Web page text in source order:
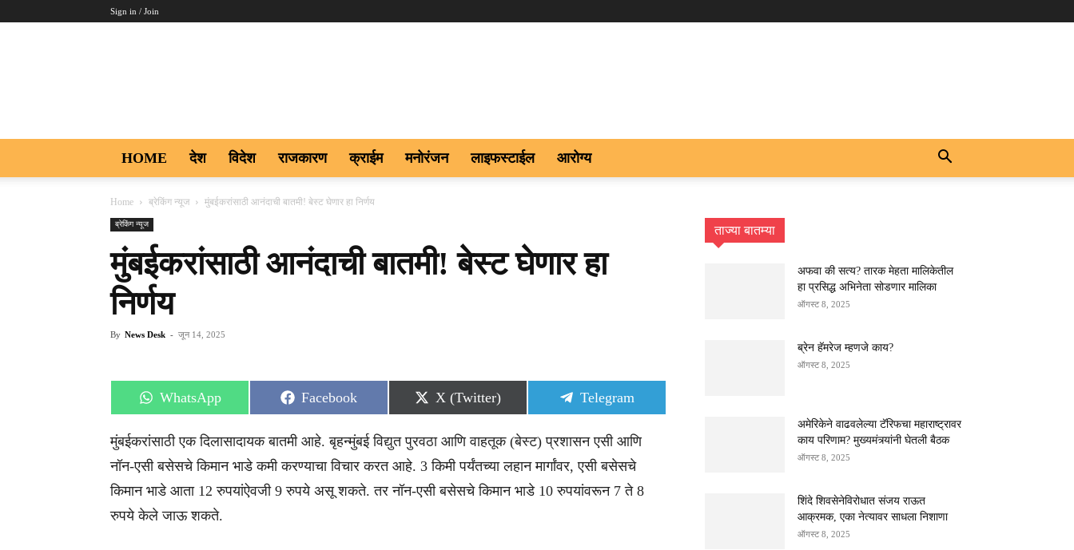
Sign in / Join
HOME देश विदेश राजकारण क्राईम मनोरंजन लाइफस्टाईल आरोग्य
Home ब्रेकिंग न्यूज मुंबईकरांसाठी आनंदाची बातमी! बेस्ट घेणार हा निर्णय
ब्रेकिंग न्यूज
मुंबईकरांसाठी आनंदाची बातमी! बेस्ट घेणार हा
निर्णय
By News Desk - जून 14, 2025
Share
on
WhatsApp
Share
on
Facebook
Share
on
X (Twitter)
Share
on
Telegram
मुंबईकरांसाठी एक दिलासादायक बातमी आहे. बृहन्मुंबई विद्युत पुरवठा आणि वाहतूक (बेस्ट) प्रशासन एसी आणि
नॉन-एसी बसेसचे किमान भाडे कमी करण्याचा विचार करत आहे. 3 किमी पर्यंतच्या लहान मार्गांवर, एसी बसेसचे
किमान भाडे आता 12 रुपयांऐवजी 9 रुपये असू शकते. तर नॉन-एसी बसेसचे किमान भाडे 10 रुपयांवरून 7 ते 8
रुपये केले जाऊ शकते.
ताज्या बातम्या
अफवा की सत्य? तारक मेहता मालिकेतील
हा प्रसिद्ध अभिनेता सोडणार मालिका
ऑगस्ट 8, 2025
ब्रेन हॅमरेज म्हणजे काय?
ऑगस्ट 8, 2025
अमेरिकेने वाढवलेल्या टॅरिफचा महाराष्ट्रावर
काय परिणाम? मुख्यमंत्र्यांनी घेतली बैठक
ऑगस्ट 8, 2025
शिंदे शिवसेनेविरोधात संजय राऊत
आक्रमक, एका नेत्यावर साधला निशाणा
ऑगस्ट 8, 2025